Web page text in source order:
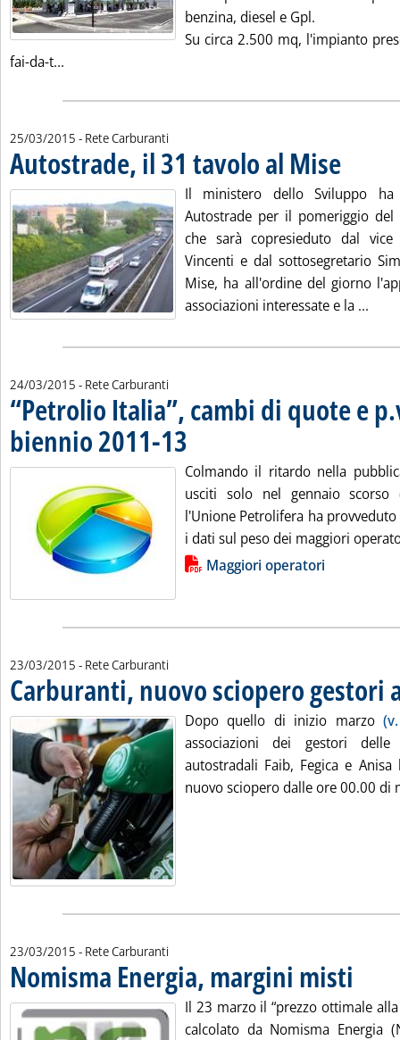
benzina, diesel e Gpl.
Su circa 2.500 mq, l'impianto
fai-da-t...
25/03/2015 - Rete Carburanti
Autostrade, il 31 tavolo al Mise
Il ministero dello Sviluppo ha
Autostrade per il pomeriggio
che sarà copresieduto dal
Vincenti e dal sottosegretario
Mise, ha all'ordine del giorno
associazioni interessate e la ...
24/03/2015 - Rete Carburanti
“Petrolio Italia”, cambi di quote e
biennio 2011-13 . Pubblicata martedì 24 marzo 2015 alle 11.44.
Colmando il ritardo nella
usciti solo nel gennaio scorso
l'Unione Petrolifera ha
i dati sul peso dei maggiori
Lista allegati PDF alla notiziaMaggiori operatori
23/03/2015 - Rete Carburanti
Carburanti, nuovo sciopero gestori
Dopo quello di inizio marzo
associazioni dei gestori
autostradali Faib, Fegica e
nuovo sciopero dalle ore 00.00 di
23/03/2015 - Rete Carburanti
Nomisma Energia, margini misti
Il 23 marzo il “prezzo ottimale
calcolato da Nomisma Energia